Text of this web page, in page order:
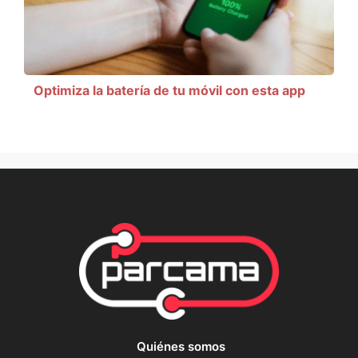
Optimiza la batería de tu móvil con esta app
Quiénes somos